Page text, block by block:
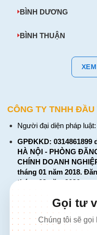
BÌNH DƯƠNG
BÌNH THUẬN
CÔNG TY TNHH
Người đại diện pháp
GPĐKKD: 0314861899
HÀ NỘI - PHÒNG
CHÍNH DOANH
tháng 01 năm 2018.
tháng 03 năm 2026
226 Đường Láng, Đống
137 Đường Hòa Hưng,
Minh
Gọi tư
Chúng tôi sẽ gọi